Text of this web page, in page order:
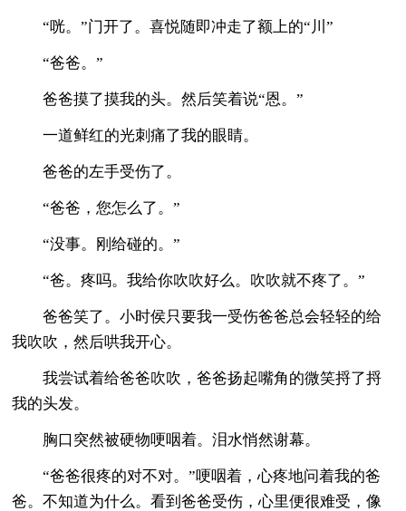
“咣。”门开了。喜悦随即冲走了额上的“川”
“爸爸。”
爸爸摸了摸我的头。然后笑着说“恩。”
一道鲜红的光刺痛了我的眼睛。
爸爸的左手受伤了。
“爸爸，您怎么了。”
“没事。刚给碰的。”
“爸。疼吗。我给你吹吹好么。吹吹就不疼了。”
爸爸笑了。小时侯只要我一受伤爸爸总会轻轻的给
我吹吹，然后哄我开心。
我尝试着给爸爸吹吹，爸爸扬起嘴角的微笑捋了捋
我的头发。
胸口突然被硬物哽咽着。泪水悄然谢幕。
“爸爸很疼的对不对。”哽咽着，心疼地问着我的爸
爸。不知道为什么。看到爸爸受伤，心里便很难受，像